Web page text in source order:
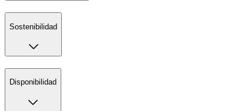
Sostenibilidad
Disponibilidad